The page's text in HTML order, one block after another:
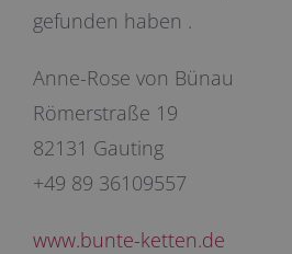
gefunden haben .
Anne-Rose von Bünau
Römerstraße 19
82131 Gauting
+49 89 36109557
www.bunte-ketten.de